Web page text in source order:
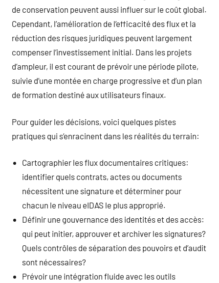
de conservation peuvent aussi influer sur le coût global.
Cependant, l’amélioration de l’efficacité des flux et la
réduction des risques juridiques peuvent largement
compenser l’investissement initial. Dans les projets
d’ampleur, il est courant de prévoir une période pilote,
suivie d’une montée en charge progressive et d’un plan
de formation destiné aux utilisateurs finaux.
Pour guider les décisions, voici quelques pistes
pratiques qui s’enracinent dans les réalités du terrain:
Cartographier les flux documentaires critiques:
identifier quels contrats, actes ou documents
nécessitent une signature et déterminer pour
chacun le niveau eIDAS le plus approprié.
Définir une gouvernance des identités et des accès:
qui peut initier, approuver et archiver les signatures?
Quels contrôles de séparation des pouvoirs et d’audit
sont nécessaires?
Prévoir une intégration fluide avec les outils